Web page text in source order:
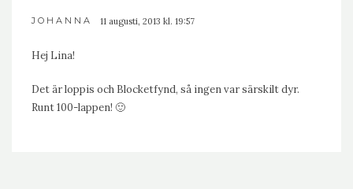
JOHANNA 11 augusti, 2013 kl. 19:57
Hej Lina!
Det är loppis och Blocketfynd, så ingen var särskilt dyr.
Runt 100-lappen! 🙂